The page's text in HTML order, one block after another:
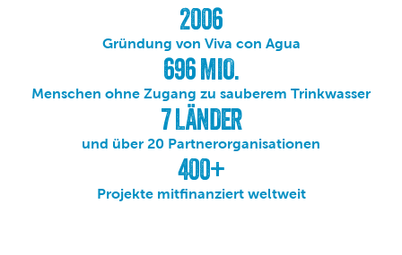
696 MIO.
Menschen ohne Zugang zu sauberem Trinkwasser
2006
Gründung von Viva con Agua
7 LÄNDER
und über 20 Partnerorganisationen
400+
Projekte mitfinanziert weltweit